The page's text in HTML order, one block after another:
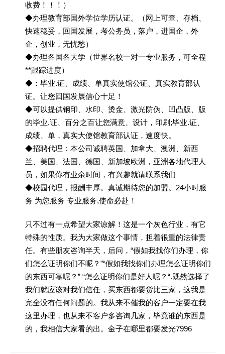
收费！！！）
◆办理教育部国外学位学历认证。（网上可查、存档、
快速稳妥，回国发展，考公务员，落户，进国企，外
企，创业，无忧愁）
◆办理各国各大学（世界名校一对一专业服务，可全程
**跟踪进度）
◆：毕业.证、成绩、单真实使馆公证、真实教育部认
证。让您回国发展信心十足！
◆可以提供钢印、水印、烫金、激光防伪、凹凸版、版
的毕业.证、百分之百让您满意、设计，印刷;毕业.证、
成绩、单，真实大使馆教育部认证，速度快。
◆招聘代理：本公司诚聘英国、加拿大、澳洲、新西
兰、美国、法国、德国、新加坡欧洲，亚洲各地代理人
员，如果你有业余时间，有兴趣就请联系我们
◆校园代理，报酬丰厚。真诚期待您的加盟。24小时服
务 为您服务 专业服务,使命必赴！
只不过有一点希望大家谅解！这是一个灰色行业，有它
特殊的性质。我为大家做这个事情，担着很重的法律责
任。有些朋友咨询半天，后问，“假如我找你们办理，你
们怎么证明你们不呢？”“假如我找你们办理怎么证明你们
的东西可靠呢？” “怎么证明你们是好人呢？“.既然选择了
我们就应该对我们信任，买东西都要货比三家，这我是
完全没有任何问题的。我从来不催我的客户一定要在我
这里办理，也从来不客户多咨询几家，毕竟谁的东西是
的，我相信大家看的出。金子在哪里都要发光7996